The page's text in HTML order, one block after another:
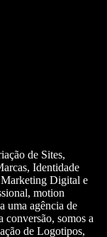
de Sites,
Identidade
Digital e
motion
uma agência de
conversão, somos a
de Logotipos,